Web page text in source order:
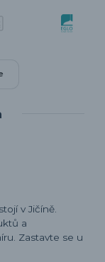
v Jičíně.
a
Zastavte se u